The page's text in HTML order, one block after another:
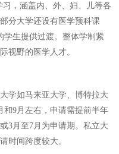
，涵盖内、外、妇、儿等各
分大学还设有医学预科课
学生提供过渡。整体学制紧
视野的医学人才。
学如马来亚大学、博特拉大
和9月左右，申请需提前半年
3月至7月为申请期。私立大
时间跨度较大。